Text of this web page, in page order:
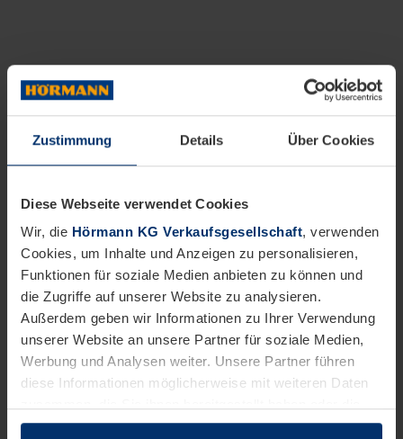
Zustimmung Details Über Cookies
Diese Webseite verwendet Cookies
Wir, die Hörmann KG Verkaufsgesellschaft, verwenden
Cookies, um Inhalte und Anzeigen zu personalisieren,
Funktionen für soziale Medien anbieten zu können und
die Zugriffe auf unserer Website zu analysieren.
Außerdem geben wir Informationen zu Ihrer Verwendung
unserer Website an unsere Partner für soziale Medien,
Werbung und Analysen weiter. Unsere Partner führen
diese Informationen möglicherweise mit weiteren Daten
sie im Rahmen Ihrer Nutzung der Dienste gesammelt